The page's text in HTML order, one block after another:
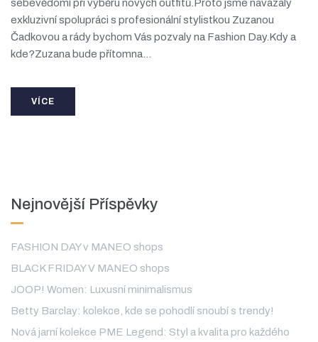
sebevědomí při výběru nových outfitů.Proto jsme navázaly
exkluzivní spolupráci s profesionální stylistkou Zuzanou
Čadkovou a rády bychom Vás pozvaly na Fashion Day.Kdy a
kde?Zuzana bude přítomna...
VÍCE
Nejnovější Příspěvky
FASHION DAY v MANEO shops
BLACK FRIDAY V MANEO shops
JOOP! Women: Luxusní minimalismus
Betty Barclay: kolekce, kde se pohodlí snoubí s trendy!
Nová jarní kolekce PME Legend: Styl a kvalita pro každého